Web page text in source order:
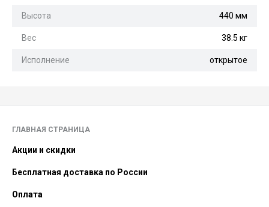
Высота 440 мм
Вес 38.5 кг
Исполнение открытое
ГЛАВНАЯ СТРАНИЦА
Акции и скидки
Бесплатная доставка по России
Оплата